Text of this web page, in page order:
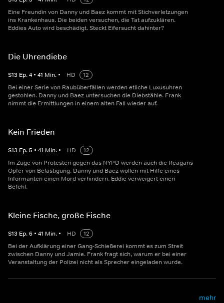
Eine Freundin von Danny und Baez kommt mit Stichverletzungen
ins Krankenhaus. Die beiden versuchen, die Tat aufzuklären.
Eddies Auto wird beschädigt. Steckt Eifersucht dahinter?
Die Uhrendiebe
S13 Ep.4 • 41 Min. • HD
12
Bei einer Serie von Raubüberfällen werden etliche Luxusuhren
gestohlen. Danny und Baez untersuchen die Diebstähle. Frank
nimmt die Ermittlungen in einem alten Fall wieder auf.
Kein Frieden
S13 Ep.5 • 41 Min. • HD
12
Im Zuge von Protesten gegen das NYPD werden auch die Reagans
Opfer von Belästigung. Danny und Baez wollen mit Hilfe eines
Informanten einen Mord verhindern. Eddie verweigert einen
Befehl.
Kleine Fische, große Fische
S13 Ep.6 • 41 Min. • HD
12
Bei der Aufklärung einer Gang-Schießerei kommt es zum Streit
zwischen Danny und Jamie. Frank fragt sich, warum er bei einer
Veranstaltung der Polizei nicht als Sprecher eingeladen wurde.
mehr